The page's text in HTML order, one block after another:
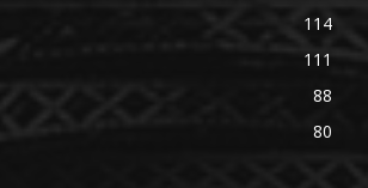
114
111
88
80